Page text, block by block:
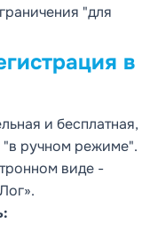
"для
в
и бесплатная,
"в ручном режиме".
виде -